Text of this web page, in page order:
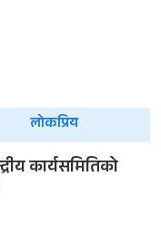
लोकप्रिय
कार्यसमितिको